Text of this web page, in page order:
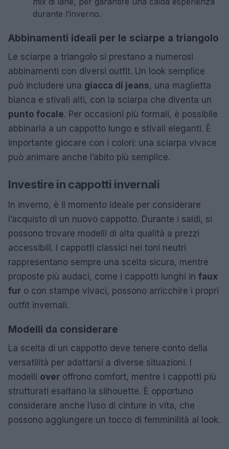
durante l’inverno.
Abbinamenti ideali per le sciarpe a triangolo
Le sciarpe a triangolo si prestano a numerosi
abbinamenti con diversi outfit. Un look semplice
può includere una giacca di jeans, una maglietta
bianca e stivali alti, con la sciarpa che diventa un
punto focale. Per occasioni più formali, è possibile
abbinarla a un cappotto lungo e stivali eleganti. È
importante giocare con i colori: una sciarpa vivace
può animare anche l’abito più semplice.
Investire in cappotti invernali
In inverno, è il momento ideale per considerare
l’acquisto di un nuovo cappotto. Durante i saldi, si
possono trovare modelli di alta qualità a prezzi
accessibili. I cappotti classici nei toni neutri
rappresentano sempre una scelta sicura, mentre
proposte più audaci, come i cappotti lunghi in faux
fur o con stampe vivaci, possono arricchire i propri
outfit invernali.
Modelli da considerare
La scelta di un cappotto deve tenere conto della
versatilità per adattarsi a diverse situazioni. I
modelli over offrono comfort, mentre i cappotti più
strutturati esaltano la silhouette. È opportuno
considerare anche l’uso di cinture in vita, che
possono aggiungere un tocco di femminilità al look.